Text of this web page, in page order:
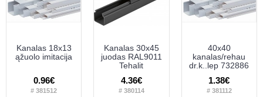
Kanalas 18x13
ąžuolo imitacija
0.96€
# 381512
Kanalas 30x45
juodas RAL9011
Tehalit
4.36€
# 380114
40x40
kanalas/rehau
dr.k..lep 732886
1.38€
# 381112